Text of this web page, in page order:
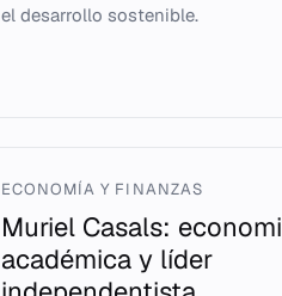
el desarrollo sostenible.
ECONOMÍA Y FINANZAS
Muriel Casals:
académica y líder